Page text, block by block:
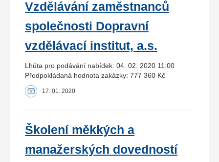
Vzdělávání zaměstnanců
společnosti Dopravní
vzdělávací institut, a.s.
Lhůta pro podávání nabídek: 04. 02. 2020 11:00
Předpokládaná hodnota zakázky: 777 360 Kč
17. 01. 2020
Školení měkkých a
manažerských dovedností